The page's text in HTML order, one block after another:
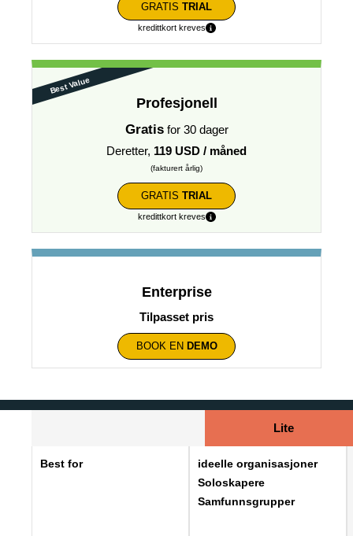
GRATIS TRIAL
kredittkort kreves
Profesjonell
Best Value
Gratisfor 30 dager
Deretter, 119 USD / måned
(fakturert årlig)
GRATIS TRIAL
kredittkort kreves
Enterprise
Tilpasset pris
BOOK EN DEMO
Lite
Best for
ideelle organisasjoner
Soloskapere
Samfunnsgrupper